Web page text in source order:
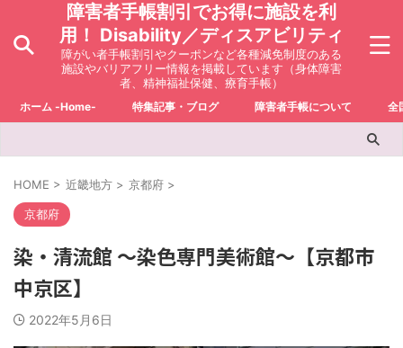
障害者手帳割引でお得に施設を利
用！ Disability／ディスアビリティ
障がい者手帳割引やクーポンなど各種減免制度のある
施設やバリアフリー情報を掲載しています（身体障害
者、精神福祉保健、療育手帳）
ホーム -Home- 特集記事・ブログ 障害者手帳について 全
HOME > 近畿地方 > 京都府 >
京都府
染・清流館 ～染色専門美術館～【京都市
中京区】
2022年5月6日